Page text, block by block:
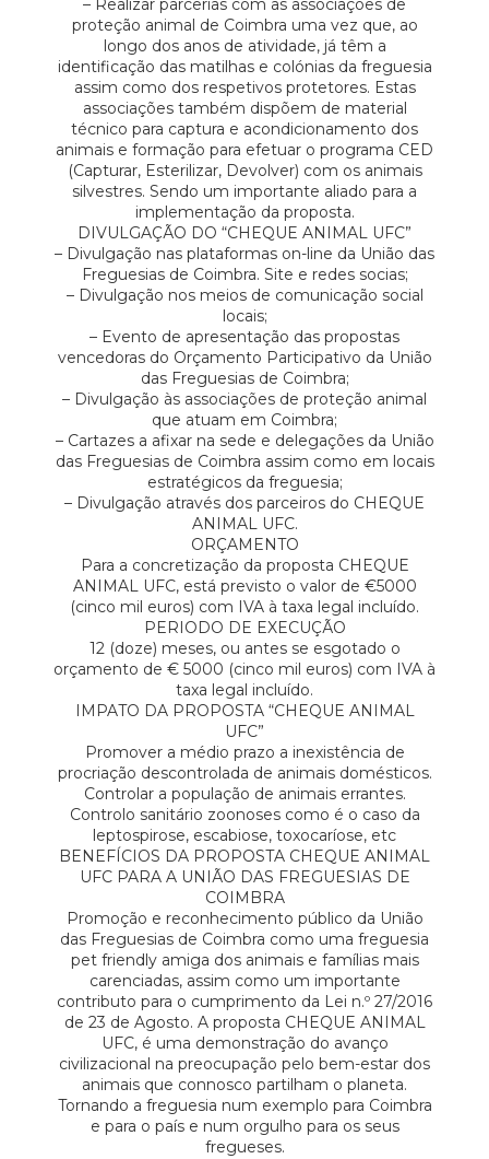
– Realizar parcerias com as associações de
proteção animal de Coimbra uma vez que, ao
longo dos anos de atividade, já têm a
identificação das matilhas e colónias da freguesia
assim como dos respetivos protetores. Estas
associações também dispõem de material
técnico para captura e acondicionamento dos
animais e formação para efetuar o programa CED
(Capturar, Esterilizar, Devolver) com os animais
silvestres. Sendo um importante aliado para a
implementação da proposta.
DIVULGAÇÃO DO “CHEQUE ANIMAL UFC”
– Divulgação nas plataformas on-line da União das
Freguesias de Coimbra. Site e redes socias;
– Divulgação nos meios de comunicação social
locais;
– Evento de apresentação das propostas
vencedoras do Orçamento Participativo da União
das Freguesias de Coimbra;
– Divulgação às associações de proteção animal
que atuam em Coimbra;
– Cartazes a afixar na sede e delegações da União
das Freguesias de Coimbra assim como em locais
estratégicos da freguesia;
– Divulgação através dos parceiros do CHEQUE
ANIMAL UFC.
ORÇAMENTO
Para a concretização da proposta CHEQUE
ANIMAL UFC, está previsto o valor de €5000
(cinco mil euros) com IVA à taxa legal incluído.
PERIODO DE EXECUÇÃO
12 (doze) meses, ou antes se esgotado o
orçamento de € 5000 (cinco mil euros) com IVA à
taxa legal incluído.
IMPATO DA PROPOSTA “CHEQUE ANIMAL
UFC”
Promover a médio prazo a inexistência de
procriação descontrolada de animais domésticos.
Controlar a população de animais errantes.
Controlo sanitário zoonoses como é o caso da
leptospirose, escabiose, toxocaríose, etc
BENEFÍCIOS DA PROPOSTA CHEQUE ANIMAL
UFC PARA A UNIÃO DAS FREGUESIAS DE
COIMBRA
Promoção e reconhecimento público da União
das Freguesias de Coimbra como uma freguesia
pet friendly amiga dos animais e famílias mais
carenciadas, assim como um importante
contributo para o cumprimento da Lei n.º 27/2016
de 23 de Agosto. A proposta CHEQUE ANIMAL
UFC, é uma demonstração do avanço
civilizacional na preocupação pelo bem-estar dos
animais que connosco partilham o planeta.
Tornando a freguesia num exemplo para Coimbra
e para o país e num orgulho para os seus
fregueses.